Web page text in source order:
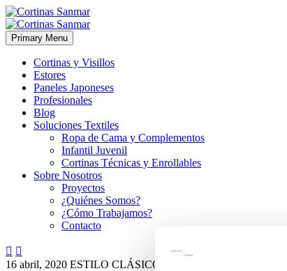
Primary Menu
Cortinas y Visillos
Estores
Paneles Japoneses
Profesionales
Blog
Soluciones Textiles
Ropa de Cama y Complementos
Infantil Juvenil
Cortinas Técnicas y Enrollables
Sobre Nosotros
Proyectos
¿Quiénes Somos?
¿Cómo Trabajamos?
Contacto
 
16 abril, 2020 ESTILO CLÁSICO